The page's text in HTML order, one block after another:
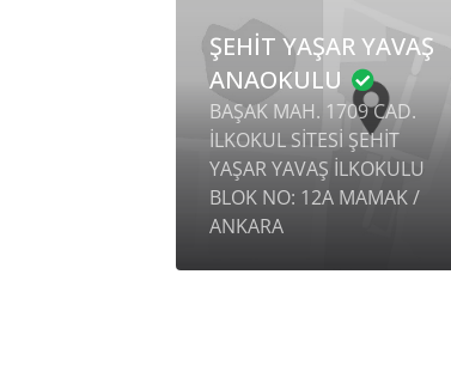
ŞEHİT YAŞAR YAVAŞ
ANAOKULU
BAŞAK MAH. 1709 CAD.
İLKOKUL SİTESİ ŞEHİT
YAŞAR YAVAŞ İLKOKULU
BLOK NO: 12A MAMAK /
ANKARA